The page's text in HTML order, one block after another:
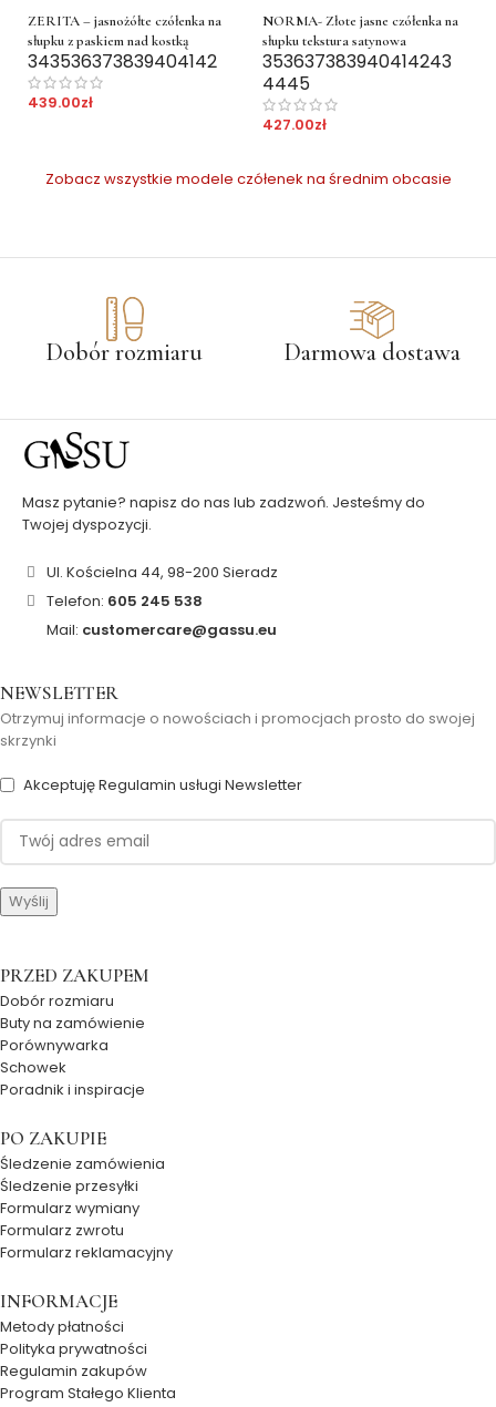
ZERITA – jasnożółte czółenka na
słupku z paskiem nad kostką
343536373839404142
439.00zł
NORMA- Złote jasne czółenka na
słupku tekstura satynowa
353637383940414243
4445
427.00zł
Zobacz wszystkie modele czółenek na średnim obcasie
Dobór rozmiaru Darmowa dostawa
Masz pytanie? napisz do nas lub zadzwoń. Jesteśmy do
Twojej dyspozycji.
Ul. Kościelna 44, 98-200 Sieradz
Telefon: 605 245 538
Mail: customercare@gassu.eu
NEWSLETTER
Otrzymuj informacje o nowościach i promocjach prosto do swojej
skrzynki
Akceptuję Regulamin usługi Newsletter
PRZED ZAKUPEM
Dobór rozmiaru
Buty na zamówienie
Porównywarka
Schowek
Poradnik i inspiracje
PO ZAKUPIE
Śledzenie zamówienia
Śledzenie przesyłki
Formularz wymiany
Formularz zwrotu
Formularz reklamacyjny
INFORMACJE
Metody płatności
Polityka prywatności
Regulamin zakupów
Program Stałego Klienta